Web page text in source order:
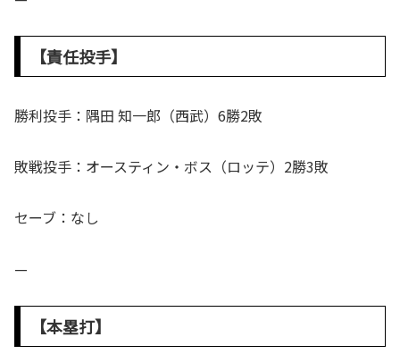
【責任投手】
勝利投手：隅田 知一郎（西武）6勝2敗
敗戦投手：オースティン・ボス（ロッテ）2勝3敗
セーブ：なし
—
【本塁打】